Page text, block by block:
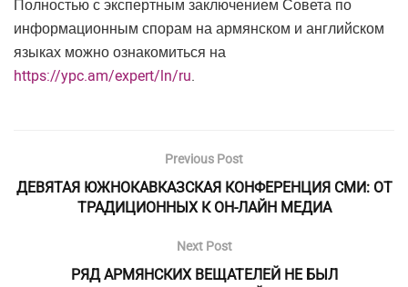
Полностью с экспертным заключением Совета по
информационным спорам на армянском и английском
языках можно ознакомиться на
https://ypc.am/expert/ln/ru.
Previous Post
ДЕВЯТАЯ ЮЖНОКАВКАЗСКАЯ КОНФЕРЕНЦИЯ СМИ: ОТ
ТРАДИЦИОННЫХ К ОН-ЛАЙН МЕДИА
Next Post
РЯД АРМЯНСКИХ ВЕЩАТЕЛЕЙ НЕ БЫЛ